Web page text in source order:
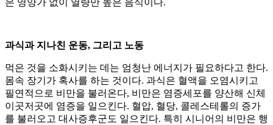
은 영양가 없이 열량만 높은 음식이다.
과식과 지나친 운동, 그리고 노동
먹은 것을 소화시키는 데는 엄청난 에너지가 필요하다고 한다.
몸속 장기가 혹사를 하는 것이다. 과식은 혈액을 오염시키고
필연적으로 비만을 불러온다, 비만은 염증세포를 양산해 신체
이곳저곳에 염증을 일으킨다. 혈압, 혈당, 콜레스테롤의 증가
를 불러오고 대사증후군도 일으킨다. 특히 시니어의 비만은 행